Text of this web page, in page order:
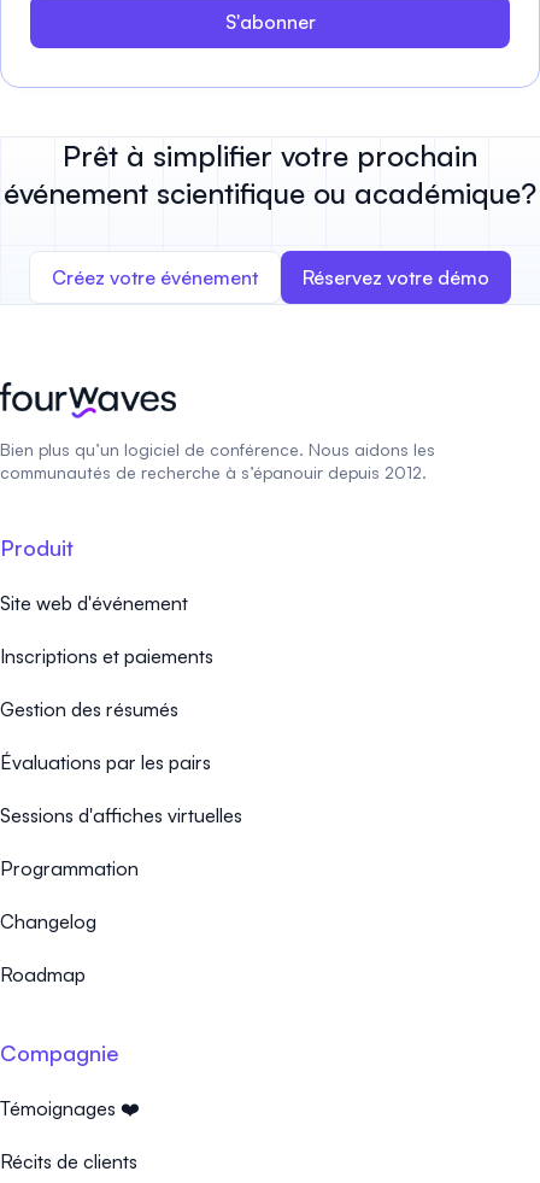
S'abonner
Prêt à simplifier votre prochain
événement scientifique ou académique?
Créez votre événement Réservez votre démo
Bien plus qu’un logiciel de conférence. Nous aidons les
communautés de recherche à s’épanouir depuis 2012.
Produit
Site web d'événement
Inscriptions et paiements
Gestion des résumés
Évaluations par les pairs
Sessions d'affiches virtuelles
Programmation
Changelog
Roadmap
Compagnie
Témoignages ❤️
Récits de clients